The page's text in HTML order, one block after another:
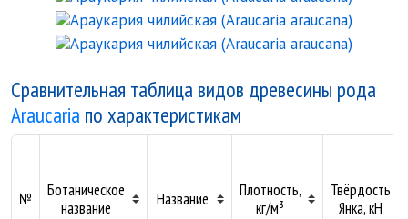
Сравнительная таблица видов древесины рода
Araucaria по характеристикам
№
Ботаническое
название
Название
Плотность,
кг/м³
Твёрдость
Янка, кН